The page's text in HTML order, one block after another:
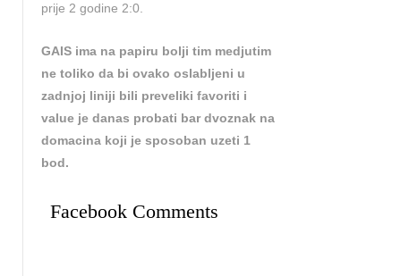
prije 2 godine 2:0.
GAIS ima na papiru bolji tim medjutim
ne toliko da bi ovako oslabljeni u
zadnjoj liniji bili preveliki favoriti i
value je danas probati bar dvoznak na
domacina koji je sposoban uzeti 1
bod.
Facebook Comments